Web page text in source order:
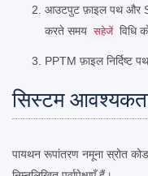
आउटपुट फ़ाइल पथ और
करते समय सहेजें विधि
PPTM फ़ाइल निर्दिष्ट
सिस्टम
पायथन रूपांतरण नमूना स्रोत